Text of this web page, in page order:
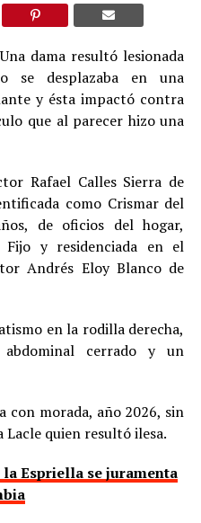
dama resultó lesionada
se desplazaba en una
y ésta impactó contra
que al parecer hizo una
Rafael Calles Sierra de
como Crismar del
de oficios del hogar,
y residenciada en el
Andrés Eloy Blanco de
en la rodilla derecha,
cerrado y un
con morada, año 2026, sin
Lacle quien resultó ilesa.
Espriella se juramenta